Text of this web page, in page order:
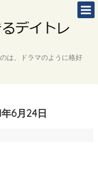
は、ドラマのように格好
6月24日